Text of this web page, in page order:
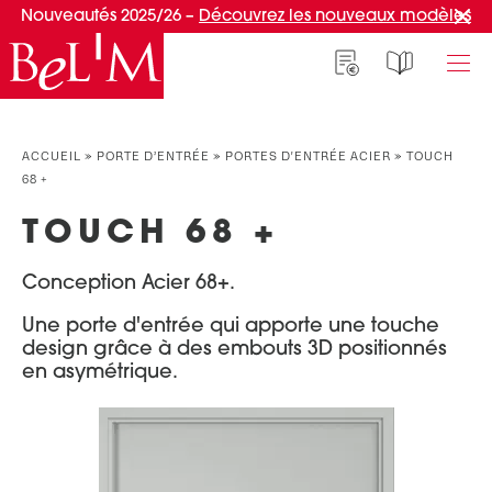
Nouveautés 2025/26 – Découvrez les nouveaux modèles
PAR TYPE
Portes d’entrée
Portes d’entrée grand trafic
PAR STYLE
Portes d’entrée contemporaines
PAR TYPE
Marquises
S'INSPIRER ET CHOISIR
Témoignages clients
Une entrée sur mesure
Accueil connecté
Faire mon choix
ACCUEIL » PORTE D’ENTRÉE » PORTES D'ENTRÉE ACIER » TOUCH
68 +
TOUCH 68 +
Conception Acier 68+.
Une porte d'entrée qui apporte une touche
design grâce à des embouts 3D positionnés
en asymétrique.